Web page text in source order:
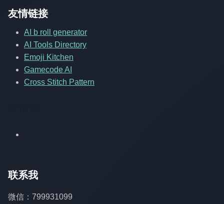
友情链接
AI b roll generator
AI Tools Directory
Emoji Kitchen
Gamecode AI
Cross Stitch Pattern
联系我
微信：799931099